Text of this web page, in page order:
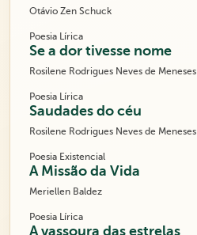
Otávio Zen Schuck
Poesia Lírica
Se a dor tivesse nome
Rosilene Rodrigues Neves de Meneses
Poesia Lírica
Saudades do céu
Rosilene Rodrigues Neves de Meneses
Poesia Existencial
A Missão da Vida
Meriellen Baldez
Poesia Lírica
A vassoura das estrelas